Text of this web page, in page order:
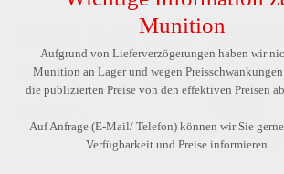
RWS EVO .30-
06 Spr. 11.9g
RWS
126.00CHF
Munition
Aufgrund von Lieferverzögerungen haben wir
Munition an Lager und wegen
die publizierten Preise von den effektiven Preisen
Auf Anfrage (E-Mail/ Telefon) können wir Sie
Verfügbarkeit und Preise informieren.